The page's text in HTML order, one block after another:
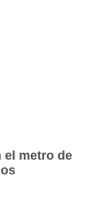
el metro de